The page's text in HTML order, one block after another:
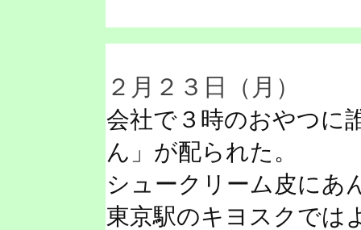
２月２３日（月）
会社で３時のおやつに
ん」が配られた。
シュークリーム皮にあ
東京駅のキヨスクでは